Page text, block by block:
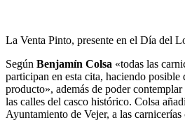
La Venta Pinto, presente en el Día del
Según Benjamín Colsa «todas las
participan en esta cita, haciendo
producto», además de poder
las calles del casco histórico. Colsa
Ayuntamiento de Vejer, a las